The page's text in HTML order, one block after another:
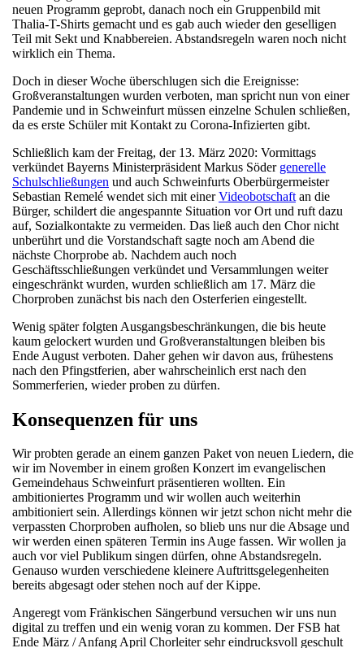
neuen Programm geprobt, danach noch ein Gruppenbild mit
Thalia-T-Shirts gemacht und es gab auch wieder den geselligen
Teil mit Sekt und Knabbereien. Abstandsregeln waren noch nicht
wirklich ein Thema.
Doch in dieser Woche überschlugen sich die Ereignisse:
Großveranstaltungen wurden verboten, man spricht nun von einer
Pandemie und in Schweinfurt müssen einzelne Schulen schließen,
da es erste Schüler mit Kontakt zu Corona-Infizierten gibt.
Schließlich kam der Freitag, der 13. März 2020: Vormittags
verkündet Bayerns Ministerpräsident Markus Söder generelle
Schulschließungen und auch Schweinfurts Oberbürgermeister
Sebastian Remelé wendet sich mit einerVideobotschaft an die
Bürger, schildert die angespannte Situation vor Ort und ruft dazu
auf, Sozialkontakte zu vermeiden. Das ließ auch den Chor nicht
unberührt und die Vorstandschaft sagte noch am Abend die
nächste Chorprobe ab. Nachdem auch noch
Geschäftsschließungen verkündet und Versammlungen weiter
eingeschränkt wurden, wurden schließlich am 17. März die
Chorproben zunächst bis nach den Osterferien eingestellt.
Wenig später folgten Ausgangsbeschränkungen, die bis heute
kaum gelockert wurden und Großveranstaltungen bleiben bis
Ende August verboten. Daher gehen wir davon aus, frühestens
nach den Pfingstferien, aber wahrscheinlich erst nach den
Sommerferien, wieder proben zu dürfen.
Konsequenzen für uns
Wir probten gerade an einem ganzen Paket von neuen Liedern, die
wir im November in einem großen Konzert im evangelischen
Gemeindehaus Schweinfurt präsentieren wollten. Ein
ambitioniertes Programm und wir wollen auch weiterhin
ambitioniert sein. Allerdings können wir jetzt schon nicht mehr die
verpassten Chorproben aufholen, so blieb uns nur die Absage und
wir werden einen späteren Termin ins Auge fassen. Wir wollen ja
auch vor viel Publikum singen dürfen, ohne Abstandsregeln.
Genauso wurden verschiedene kleinere Auftrittsgelegenheiten
bereits abgesagt oder stehen noch auf der Kippe.
Angeregt vom Fränkischen Sängerbund versuchen wir uns nun
digital zu treffen und ein wenig voran zu kommen. Der FSB hat
Ende März / Anfang April Chorleiter sehr eindrucksvoll geschult